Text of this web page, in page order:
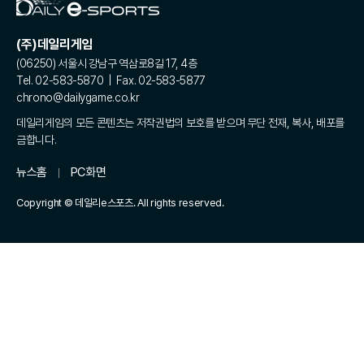
(주)데일리게임
(06250) 서울시 강남구 역삼로8길 17, 4층
Tel. 02-583-5870 | Fax. 02-583-5877
chrono@dailygame.co.kr
데일리게임의 모든 콘텐츠는 저작권법의 보호를 받으며 무단 전재, 복사, 배포를
금합니다.
뉴스홈 PC화면
Copyright © 데일리e스포츠. All rights reserved.